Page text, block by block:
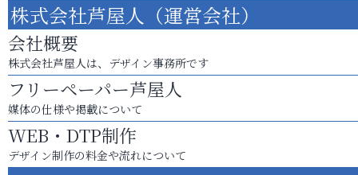
株式会社芦屋人（運営会社）
会社概要
株式会社芦屋人は、デザイン事務所です
フリーペーパー芦屋人
媒体の仕様や掲載について
WEB・DTP制作
デザイン制作の料金や流れについて